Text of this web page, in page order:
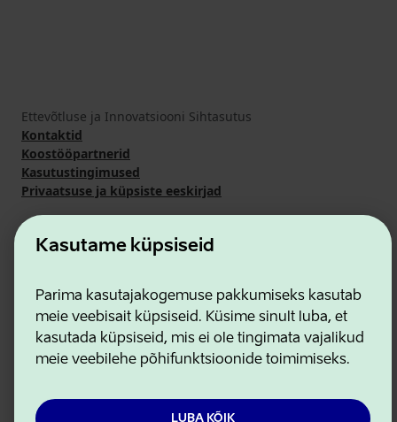
Kasutame küpsiseid
Parima kasutajakogemuse pakkumiseks kasutab
meie veebisait küpsiseid. Küsime sinult luba, et
kasutada küpsiseid, mis ei ole tingimata vajalikud
meie veebilehe põhifunktsioonide toimimiseks.
LUBA KÕIK
Ettevõtluse ja Innovatsiooni Sihtasutus
Kontaktid
Koostööpartnerid
Kasutustingimused
Privaatsuse ja küpsiste eeskirjad